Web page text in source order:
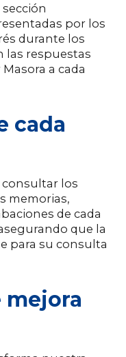
sección
por los
durante los
las respuestas
a cada
cada
consultar los
memorias,
de cada
que la
para su consulta
mejora